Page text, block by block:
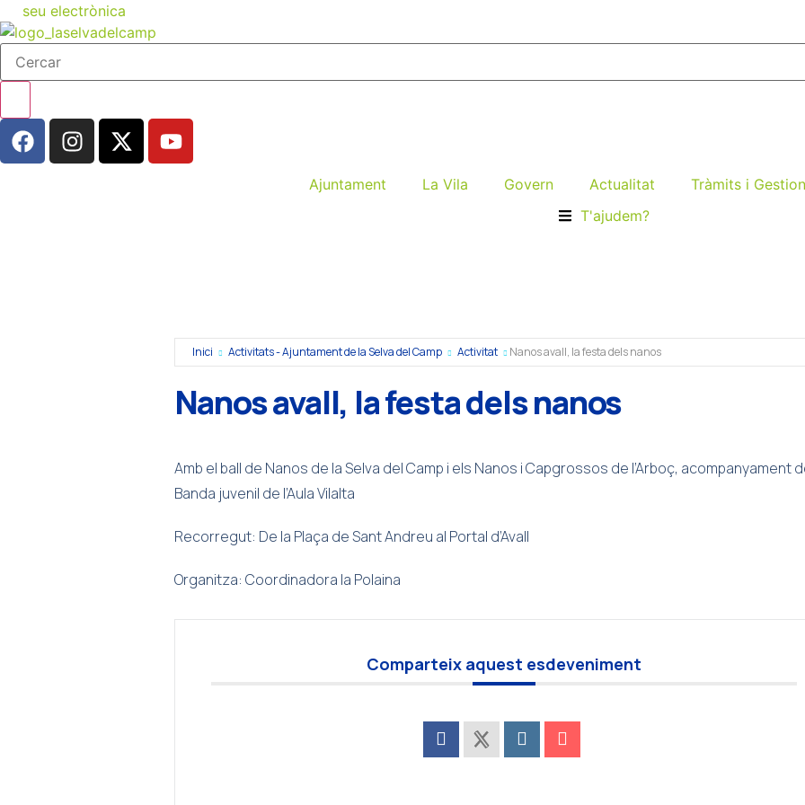
seu electrònica
Ajuntament La Vila Govern Actualitat
Tràmits i
T'ajudem?
Inici Activitats - Ajuntament de la Selva del Camp Activitat Nanos avall, la festa dels nanos
Nanos avall, la festa dels nanos
Amb el ball de Nanos de la Selva del Camp i els Nanos i Capgrossos de l’Arboç, acompanyament
Banda juvenil de l’Aula Vilalta
Recorregut: De la Plaça de Sant Andreu al Portal d’Avall
Organitza: Coordinadora la Polaina
Comparteix aquest esdeveniment